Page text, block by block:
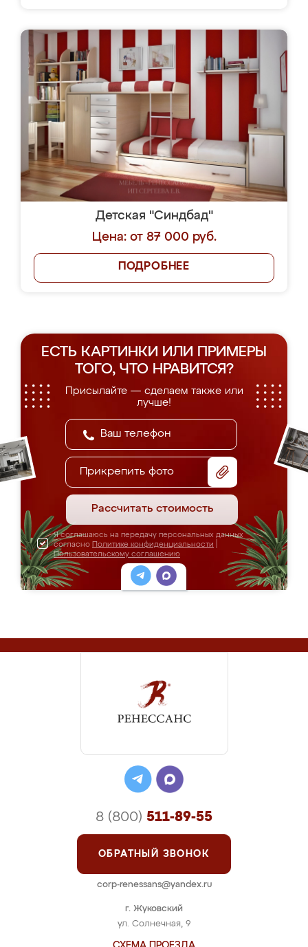
Детская "Синдбад"
Цена: от 87 000 руб.
ПОДРОБНЕЕ
ЕСТЬ КАРТИНКИ ИЛИ ПРИМЕРЫ
ТОГО, ЧТО НРАВИТСЯ?
Присылайте — сделаем также или
лучше!
Прикрепить фото
Рассчитать стоимость
Я соглашаюсь на передачу персональных данных
согласно Политике конфиденциальности
Пользовательскому соглашению
г. Жуковский
ул. Солнечная, 9
8 (800) 511-89-55
ОБРАТНЫЙ ЗВОНОК
corp-renessans@yandex.ru